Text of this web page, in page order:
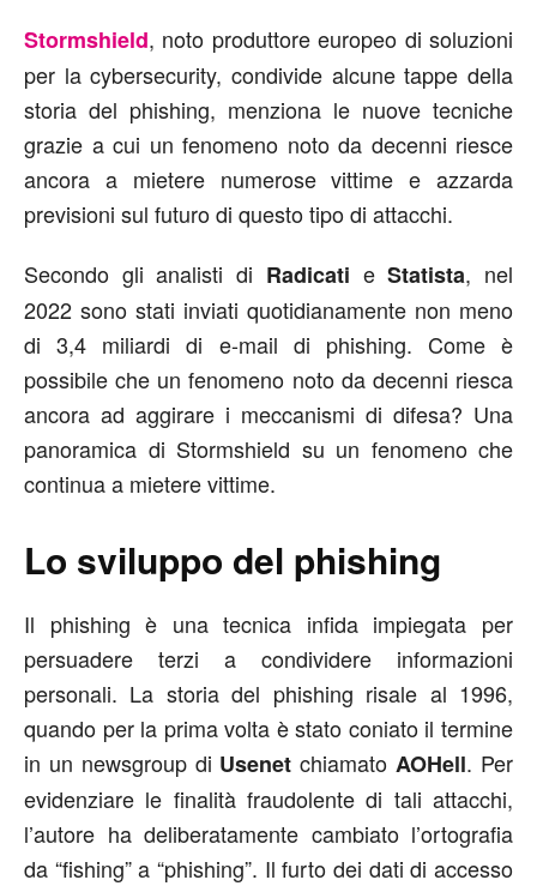
Stormshield, noto produttore europeo di soluzioni
per la cybersecurity, condivide alcune tappe della
storia del phishing, menziona le nuove tecniche
grazie a cui un fenomeno noto da decenni riesce
ancora a mietere numerose vittime e azzarda
previsioni sul futuro di questo tipo di attacchi.
Secondo gli analisti di Radicati eStatista, nel
2022 sono stati inviati quotidianamente non meno
di 3,4 miliardi di e-mail di phishing. Come è
possibile che un fenomeno noto da decenni riesca
ancora ad aggirare i meccanismi di difesa? Una
panoramica di Stormshield su un fenomeno che
continua a mietere vittime.
Lo sviluppo del phishing
Il phishing è una tecnica infida impiegata per
persuadere terzi a condividere informazioni
personali. La storia del phishing risale al 1996,
quando per la prima volta è stato coniato il termine
in un newsgroup di Usenet chiamatoAOHell. Per
evidenziare le finalità fraudolente di tali attacchi,
l’autore ha deliberatamente cambiato l’ortografia
da “fishing” a “phishing”. Il furto dei dati di accesso